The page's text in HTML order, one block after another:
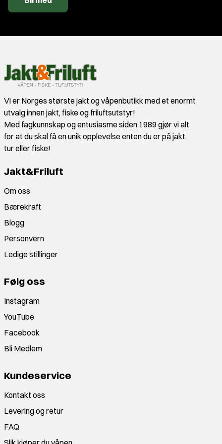
Vi er Norges største jakt og våpenbutikk med et enormt
utvalg innen jakt, fiske og friluftsutstyr!
Med fagkunnskap og entusiasme siden 1989 gjør vi alt
for at du skal få en unik opplevelse enten du er på jakt,
tur eller fiske!
Jakt&Friluft
Om oss
Bærekraft
Blogg
Personvern
Ledige stillinger
Følg oss
Instagram
YouTube
Facebook
Bli Medlem
Kundeservice
Kontakt oss
Levering og retur
FAQ